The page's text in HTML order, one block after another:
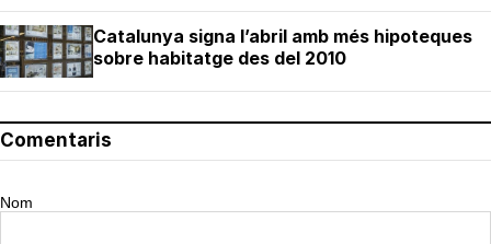
Catalunya signa l’abril amb més hipoteques
sobre habitatge des del 2010
Comentaris
Nom